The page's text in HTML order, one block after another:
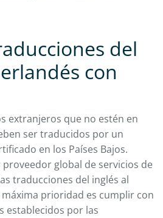
del
con
extranjeros que no estén en
ser traducidos por un
en los Países Bajos.
global de servicios de
traducciones del inglés al
prioridad es cumplir con
establecidos por las